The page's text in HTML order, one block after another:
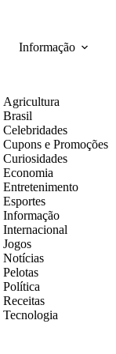
Informação
Agricultura
Brasil
Celebridades
Cupons e Promoções
Curiosidades
Economia
Entretenimento
Esportes
Informação
Internacional
Jogos
Notícias
Pelotas
Política
Receitas
Tecnologia